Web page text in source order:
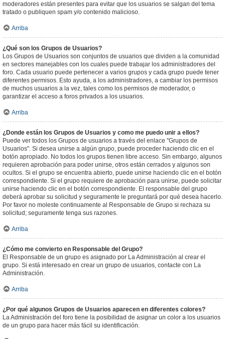
moderadores están presentes para evitar que los usuarios se salgan del tema
tratado o publiquen spam y/o contenido malicioso.
Arriba
¿Qué son los Grupos de Usuarios?
Los Grupos de Usuarios son conjuntos de usuarios que dividen a la comunidad
en sectores manejables con los cuales puede trabajar los administradores del
foro. Cada usuario puede pertenecer a varios grupos y cada grupo puede tener
diferentes permisos. Esto ayuda, a los administradores, a cambiar los permisos
de muchos usuarios a la vez, tales como los permisos de moderador, o
garantizar el acceso a foros privados a los usuarios.
Arriba
¿Donde están los Grupos de Usuarios y como me puedo unir a ellos?
Puede ver todos los Grupos de usuarios a través del enlace "Grupos de
Usuarios". Si desea unirse a algún grupo, puede proceder haciendo clic en el
botón apropiado. No todos los grupos tienen libre acceso. Sin embargo, algunos
requieren aprobación para poder unirse, otros están cerrados y algunos son
ocultos. Si el grupo se encuentra abierto, puede unirse haciendo clic en el botón
correspondiente. Si el grupo requiere de aprobación para unirse, puede solicitar
unirse haciendo clic en el botón correspondiente. El responsable del grupo
deberá aprobar su solicitud y seguramente le preguntará por qué desea hacerlo.
Por favor no moleste continuamente al Responsable de Grupo si rechaza su
solicitud; seguramente tenga sus razones.
Arriba
¿Cómo me convierto en Responsable del Grupo?
El Responsable de un grupo es asignado por La Administración al crear el
grupo. Si está interesado en crear un grupo de usuarios, contacte con La
Administración.
Arriba
¿Por qué algunos Grupos de Usuarios aparecen en diferentes colores?
La Administración del foro tiene la posibilidad de asignar un color a los usuarios
de un grupo para hacer más fácil su identificación.